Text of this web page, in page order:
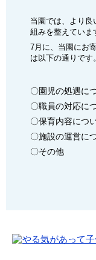
当園では、より
組みを整えていま
7月に、当園にお
は以下の通りです。
〇園児の処遇に
〇職員の対応に
〇保育内容に
〇施設の運営に
〇その